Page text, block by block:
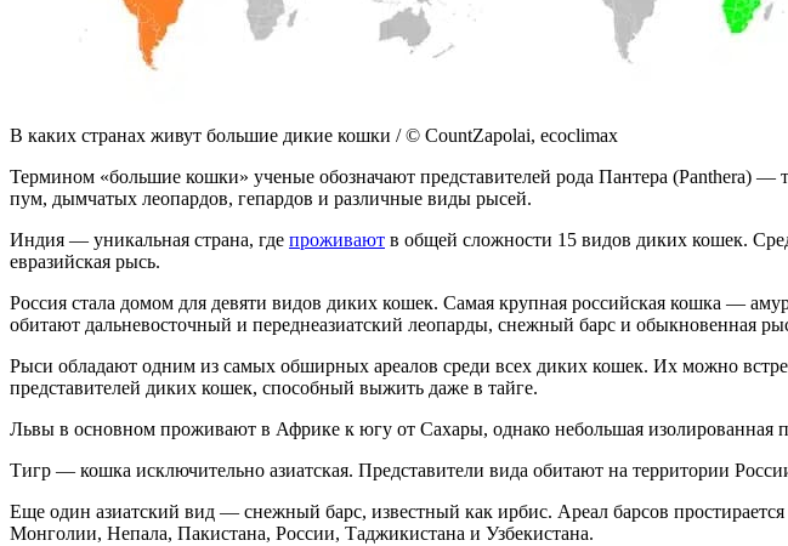
В каких странах живут большие дикие кошки / © CountZapolai, ecoclimax
Термином «большие кошки» ученые обозначают представителей рода Пантера (Panthera)
пум, дымчатых леопардов, гепардов и различные виды рысей.
Индия — уникальная страна, где проживают в общей сложности 15 видов диких кошек.
евразийская рысь.
Россия стала домом для девяти видов диких кошек. Самая крупная российская кошка —
обитают дальневосточный и переднеазиатский леопарды, снежный барс и обыкновенная
Рыси обладают одним из самых обширных ареалов среди всех диких кошек. Их можно
представителей диких кошек, способный выжить даже в тайге.
Львы в основном проживают в Африке к югу от Сахары, однако небольшая изолированная
Тигр — кошка исключительно азиатская. Представители вида обитают на территории
Еще один азиатский вид — снежный барс, известный как ирбис. Ареал барсов
Монголии, Непала, Пакистана, России, Таджикистана и Узбекистана.